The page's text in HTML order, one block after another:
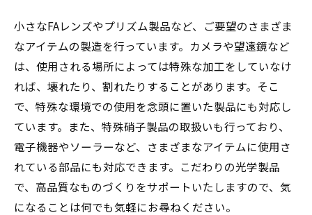
小さなFAレンズやプリズム製品など、ご要望のさまざま
なアイテムの製造を行っています。カメラや望遠鏡など
は、使用される場所によっては特殊な加工をしていなけ
れば、壊れたり、割れたりすることがあります。そこ
で、特殊な環境での使用を念頭に置いた製品にも対応し
ています。また、特殊硝子製品の取扱いも行っており、
電子機器やソーラーなど、さまざまなアイテムに使用さ
れている部品にも対応できます。こだわりの光学製品
で、高品質なものづくりをサポートいたしますので、気
になることは何でも気軽にお尋ねください。